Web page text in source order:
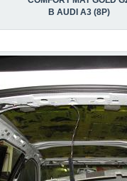
В AUDI A3 (8P)